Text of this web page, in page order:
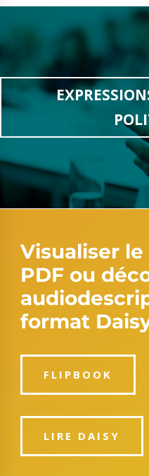
Visualiser
PDF ou
format
FLIPBOOK
LIRE DAISY